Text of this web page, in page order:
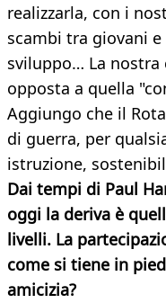
realizzarla, con i
scambi tra giovani
sviluppo… La
opposta a quella
Aggiungo che il
di guerra, per
istruzione,
Dai tempi di Paul
oggi la deriva è
livelli. La
come si tiene in
amicizia?